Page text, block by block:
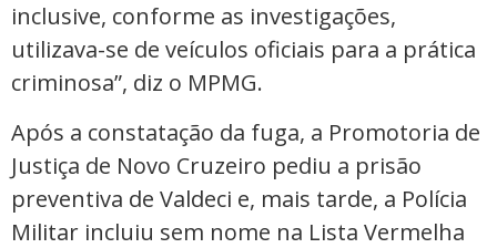
inclusive, conforme as investigações,
utilizava-se de veículos oficiais para a prática
criminosa”, diz o MPMG.
Após a constatação da fuga, a Promotoria de
Justiça de Novo Cruzeiro pediu a prisão
preventiva de Valdeci e, mais tarde, a Polícia
Militar incluiu sem nome na Lista Vermelha